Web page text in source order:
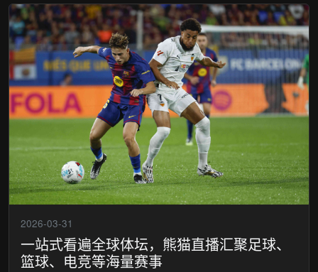
2026-03-31
一站式看遍全球体坛，熊猫直播汇聚足球、
篮球、电竞等海量赛事